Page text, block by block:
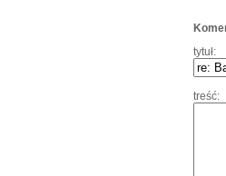
tytuł:
treść: